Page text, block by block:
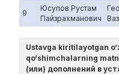
9
Юсупов Рустам
Пайзрахманович
Ustavga kiritilayotgan
qo‘shimchalarning
(или) дополнений в